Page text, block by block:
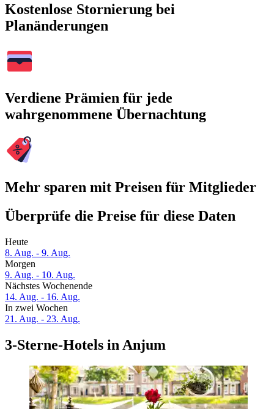
Kostenlose Stornierung bei
Planänderungen
Verdiene Prämien für jede
wahrgenommene Übernachtung
Mehr sparen mit Preisen für Mitglieder
Überprüfe die Preise für diese Daten
Heute
8. Aug. - 9. Aug.
Morgen
9. Aug. - 10. Aug.
Nächstes Wochenende
14. Aug. - 16. Aug.
In zwei Wochen
21. Aug. - 23. Aug.
3-Sterne-Hotels in Anjum